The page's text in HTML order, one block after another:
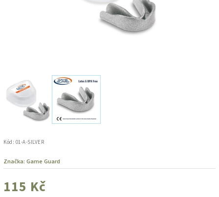
Kód: 01-A-SILVER
Značka: Game Guard
115 Kč